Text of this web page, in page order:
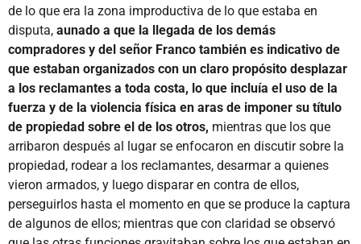
de lo que era la zona improductiva de lo que estaba en
disputa, aunado a que la llegada de los demás
compradores y del señor Franco también es indicativo de
que estaban organizados con un claro propósito desplazar
a los reclamantes a toda costa, lo que incluía el uso de la
fuerza y de la violencia física en aras de imponer su título
de propiedad sobre el de los otros, mientras que los que
arribaron después al lugar se enfocaron en discutir sobre la
propiedad, rodear a los reclamantes, desarmar a quienes
vieron armados, y luego disparar en contra de ellos,
perseguirlos hasta el momento en que se produce la captura
de algunos de ellos; mientras que con claridad se observó